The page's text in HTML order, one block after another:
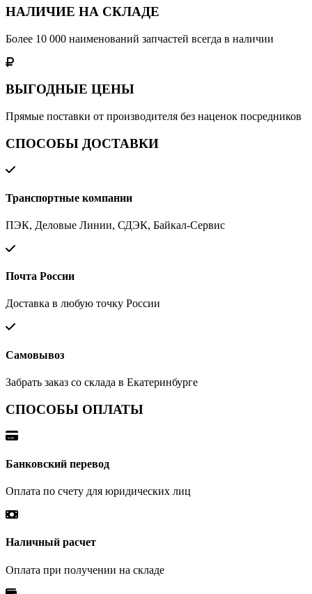
НАЛИЧИЕ НА СКЛАДЕ
Более 10 000 наименований запчастей всегда в наличии
ВЫГОДНЫЕ ЦЕНЫ
Прямые поставки от производителя без наценок посредников
СПОСОБЫ ДОСТАВКИ
Транспортные компании
ПЭК, Деловые Линии, СДЭК, Байкал-Сервис
Почта России
Доставка в любую точку России
Самовывоз
Забрать заказ со склада в Екатеринбурге
СПОСОБЫ ОПЛАТЫ
Банковский перевод
Оплата по счету для юридических лиц
Наличный расчет
Оплата при получении на складе